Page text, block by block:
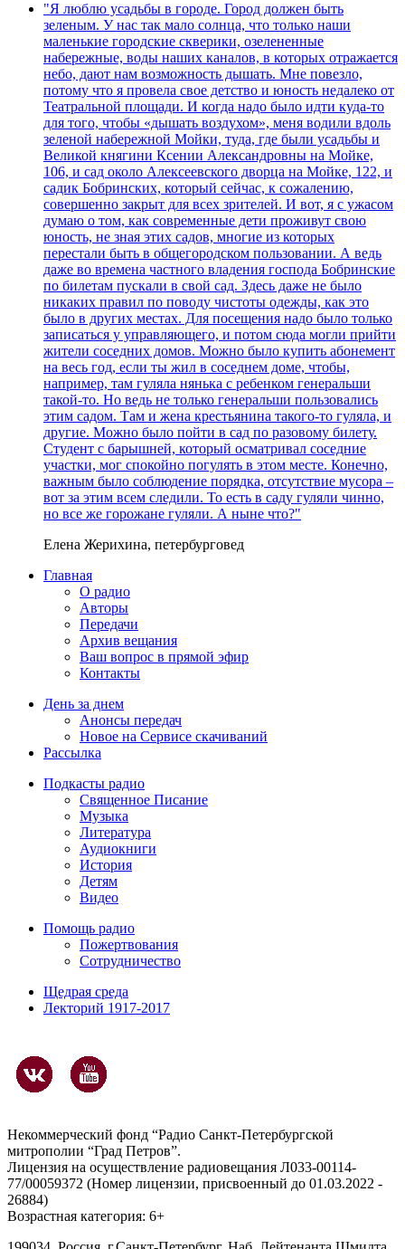
"Я люблю усадьбы в городе. Город должен быть
зеленым. У нас так мало солнца, что только наши
маленькие городские скверики, озелененные
набережные, воды наших каналов, в которых отражается
небо, дают нам возможность дышать. Мне повезло,
потому что я провела свое детство и юность недалеко от
Театральной площади. И когда надо было идти куда-то
для того, чтобы «дышать воздухом», меня водили вдоль
зеленой набережной Мойки, туда, где были усадьбы и
Великой княгини Ксении Александровны на Мойке,
106, и сад около Алексеевского дворца на Мойке, 122, и
садик Бобринских, который сейчас, к сожалению,
совершенно закрыт для всех зрителей. И вот, я с ужасом
думаю о том, как современные дети проживут свою
юность, не зная этих садов, многие из которых
перестали быть в общегородском пользовании. А ведь
даже во времена частного владения господа Бобринские
по билетам пускали в свой сад. Здесь даже не было
никаких правил по поводу чистоты одежды, как это
было в других местах. Для посещения надо было только
записаться у управляющего, и потом сюда могли прийти
жители соседних домов. Можно было купить абонемент
на весь год, если ты жил в соседнем доме, чтобы,
например, там гуляла нянька с ребенком генеральши
такой-то. Но ведь не только генеральши пользовались
этим садом. Там и жена крестьянина такого-то гуляла, и
другие. Можно было пойти в сад по разовому билету.
Студент с барышней, который осматривал соседние
участки, мог спокойно погулять в этом месте. Конечно,
важным было соблюдение порядка, отсутствие мусора –
вот за этим всем следили. То есть в саду гуляли чинно,
но все же горожане гуляли. А ныне что?"
Елена Жерихина, петербурговед
Главная
О радио
Авторы
Передачи
Архив вещания
Ваш вопрос в прямой эфир
Контакты
День за днем
Анонсы передач
Новое на Сервисе скачиваний
Рассылка
Подкасты радио
Священное Писание
Музыка
Литература
Аудиокниги
История
Детям
Видео
Помощь радио
Пожертвования
Сотрудничество
Щедрая среда
Лекторий 1917-2017
Некоммерческий фонд “Радио Санкт-Петербургской
митрополии “Град Петров”.
Лицензия на осуществление радиовещания Л033-00114-
77/00059372 (Номер лицензии, присвоенный до 01.03.2022 -
26884)
Возрастная категория: 6+